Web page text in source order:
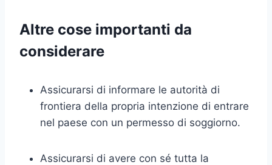
Altre cose importanti da
considerare
Assicurarsi di informare le autorità di
frontiera della propria intenzione di entrare
nel paese con un permesso di soggiorno.
Assicurarsi di avere con sé tutta la